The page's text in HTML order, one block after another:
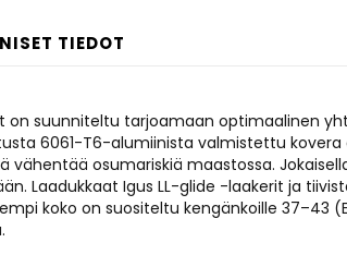
suunniteltu tarjoamaan optimaalinen
6061-T6-alumiinista valmistettu
vähentää osumariskiä maastossa.
Laadukkaat Igus LL-glide -laakerit ja
koko on suositeltu kengänkoille 37–43
TIEDOT